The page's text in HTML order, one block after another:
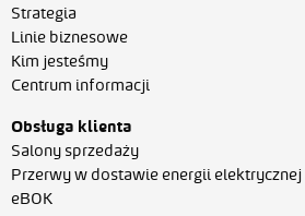
Strategia
Linie biznesowe
Kim jesteśmy
Centrum informacji
Obsługa klienta
Salony sprzedaży
Przerwy w dostawie energii elektrycznej
eBOK